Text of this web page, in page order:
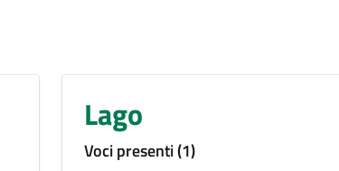
Lago
Voci presenti (1)